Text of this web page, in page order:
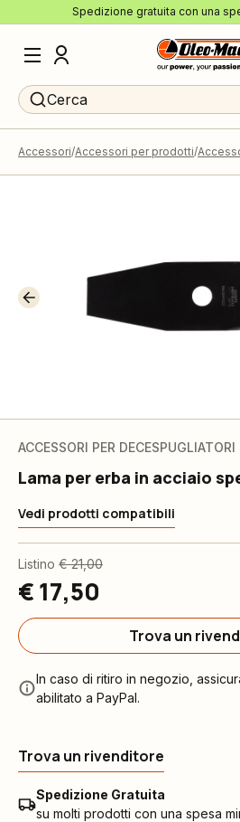
Spedizione gratuita con una
Cerca
Accessori Accessori per prodotti
ACCESSORI PER DECESPUGLIATORI
Lama per erba in acciaio
Vedi prodotti compatibili
Listino € 21,00
€ 17,50
Trova un
In caso di ritiro in negozio,
abilitato a PayPal.
Trova un rivenditore
Spedizione Gratuita
su molti prodotti con una spesa